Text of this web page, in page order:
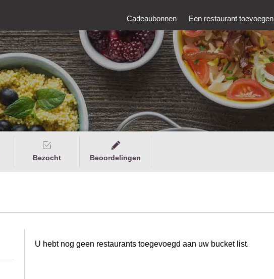
Cadeaubonnen Een restaurant toevoegen
Bezocht Beoordelingen
U hebt nog geen restaurants toegevoegd aan uw bucket list.